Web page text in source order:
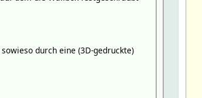
durch eine (3D-gedruckte)